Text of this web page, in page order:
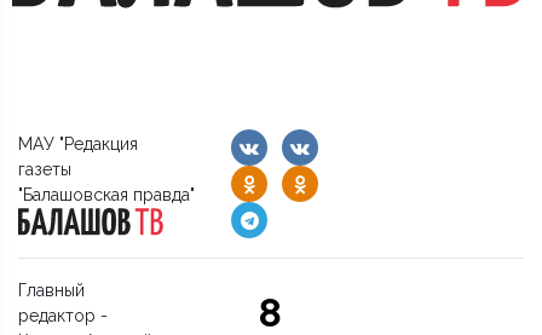
МАУ "Редакция
газеты
"Балашовская правда"
Главный
редактор -
8